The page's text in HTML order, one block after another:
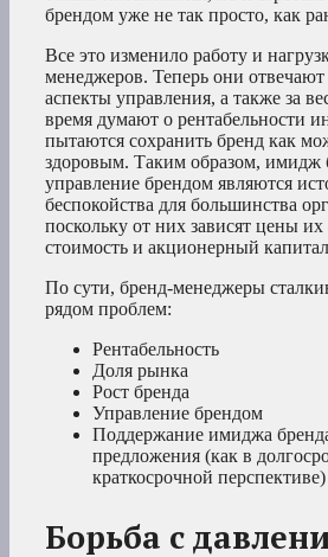
брендом уже не так просто, как
Все это изменило работу и
менеджеров. Теперь они
аспекты управления, а также за
время думают о рентабельности
пытаются сохранить бренд как
здоровым. Таким образом, имидж
управление брендом являются
беспокойства для большинства
поскольку от них зависят цены
стоимость и акционерный
По сути, бренд-менеджеры
рядом проблем:
Рентабельность
Доля рынка
Рост бренда
Управление брендом
Поддержание имиджа
предложения (как в
краткосрочной перспективе)
Борьба с